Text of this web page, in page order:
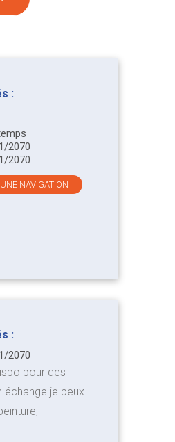
:
2070
2070
NAVIGATION
:
2070
pour des
échange je peux